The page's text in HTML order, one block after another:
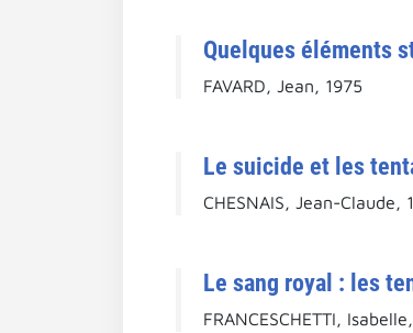
Quelques éléments
FAVARD, Jean, 1975
Le suicide et les
CHESNAIS, Jean-Claude,
Le sang royal : les
FRANCESCHETTI,